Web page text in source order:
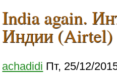
India again.
Индии (Airtel)
achadidi Пт, 25/12/